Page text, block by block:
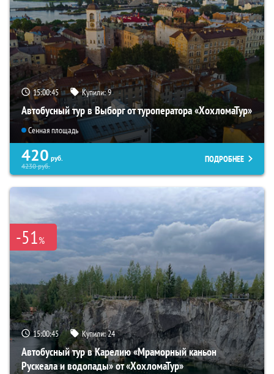
15:00:44 Купили:9
Автобусный тур в Выборг от туроператора «ХохломаТур»
Сенная площадь
420 руб.
4230руб.
ПОДРОБНЕЕ
-51%
15:00:44 Купили:24
Автобусный тур в Карелию «Мраморный каньон
Рускеала и водопады» от «ХохломаТур»